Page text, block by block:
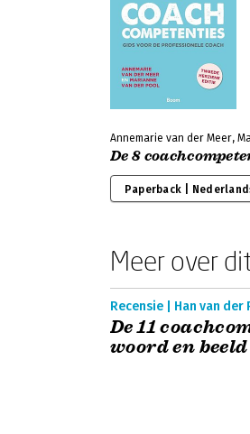
Annemarie van der Meer,
De 8
Paperback |
Meer over
Recensie | Han van der
De 11
woord en beeld